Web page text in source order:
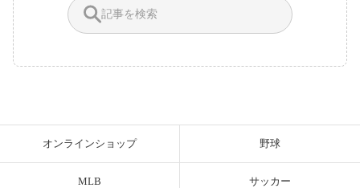
オンラインショップ 野球
MLB サッカー